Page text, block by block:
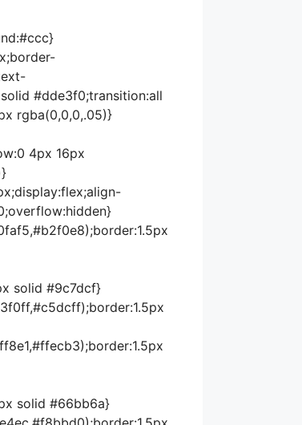
#dde3f0;transition:all
rgba(0,0,0,.05)}
4px 16px
solid #9c7dcf}
solid #66bb6a}